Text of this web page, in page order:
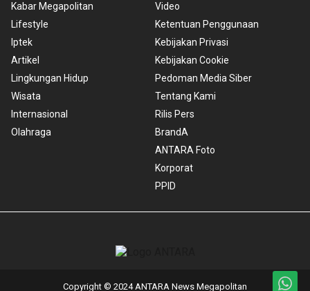
Kabar Megapolitan
Lifestyle
Iptek
Artikel
Lingkungan Hidup
Wisata
Internasional
Olahraga
Video
Ketentuan Penggunaan
Kebijakan Privasi
Kebijakan Cookie
Pedoman Media Siber
Tentang Kami
Rilis Pers
BrandA
ANTARA Foto
Korporat
PPID
Copyright © 2024 ANTARA News Megapolitan